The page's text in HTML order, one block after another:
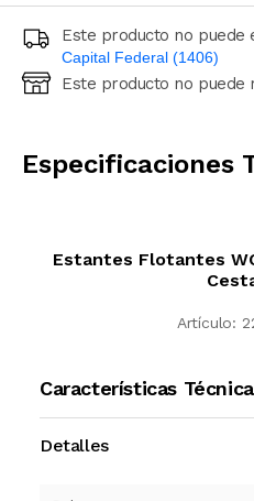
Este producto no puede
Capital Federal (1406)
Ingresá código postal (sólo
Este producto no
Especificaciones
Estantes Flotantes
Artículo:
Características
Detalles